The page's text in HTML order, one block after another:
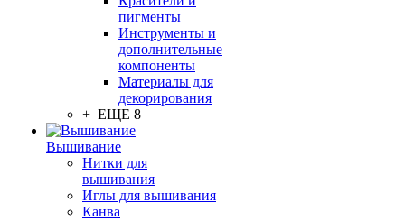
пигменты
Инструменты и
дополнительные
компоненты
Материалы для
декорирования
+ ЕЩЕ 8
Вышивание
Нитки для
вышивания
Иглы для вышивания
Канва